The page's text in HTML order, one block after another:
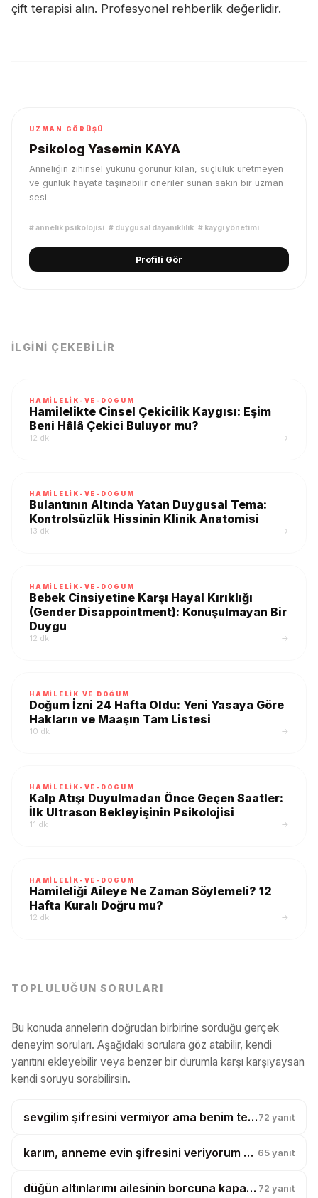
çift terapisi alın. Profesyonel rehberlik değerlidir.
UZMAN GÖRÜŞÜ
Psikolog Yasemin KAYA
Anneliğin zihinsel yükünü görünür kılan, suçluluk üretmeyen
ve günlük hayata taşınabilir öneriler sunan sakin bir uzman
sesi.
#annelik psikolojisi # duygusal dayanıklılık # kaygı yönetimi
Profili Gör
İLGINI ÇEKEBILIR
HAMILELIK-VE-DOGUM
Hamilelikte Cinsel Çekicilik Kaygısı: Eşim
Beni Hâlâ Çekici Buluyor mu?
12 dk →
HAMILELIK-VE-DOGUM
Bulantının Altında Yatan Duygusal Tema:
Kontrolsüzlük Hissinin Klinik Anatomisi
13 dk →
HAMILELIK-VE-DOGUM
Bebek Cinsiyetine Karşı Hayal Kırıklığı
(Gender Disappointment): Konuşulmayan Bir
Duygu
12 dk →
HAMILELIK VE DOĞUM
Doğum İzni 24 Hafta Oldu: Yeni Yasaya Göre
Hakların ve Maaşın Tam Listesi
10 dk →
HAMILELIK-VE-DOGUM
Kalp Atışı Duyulmadan Önce Geçen Saatler:
İlk Ultrason Bekleyişinin Psikolojisi
11 dk →
HAMILELIK-VE-DOGUM
Hamileliği Aileye Ne Zaman Söylemeli? 12
Hafta Kuralı Doğru mu?
12 dk →
TOPLULUĞUN SORULARI
Bu konuda annelerin doğrudan birbirine sorduğu gerçek
deneyim soruları. Aşağıdaki sorulara göz atabilir, kendi
yanıtını ekleyebilir veya benzer bir durumla karşı karşıyaysan
kendi soruyu sorabilirsin.
sevgilim şifresini vermiyor ama benim telefonumu karıştırıyor, bu güven mi? 72 yanıt
karım, anneme evin şifresini veriyorum diye boşanmak istiyor? 65 yanıt
düğün altınlarımı ailesinin borcuna kapatmak istiyorlar, ben banka mıyım? 72 yanıt